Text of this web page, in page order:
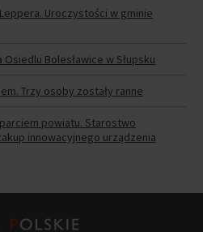
Uroczystości w gminie
Bolesławice w Słupsku
Trzy osoby zostały ranne
powiatu. Starostwo
innowacyjnego urządzenia